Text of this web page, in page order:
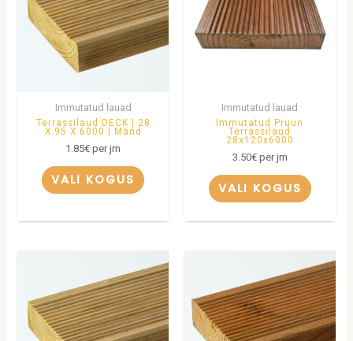
Immutatud lauad
Terrassilaud DECK | 28
X 95 X 6000 | Mänd
1.85€ per jm
VALI KOGUS
Immutatud lauad
Immutatud Pruun
Terrassilaud
28x120x6000
3.50€per jm
VALI KOGUS